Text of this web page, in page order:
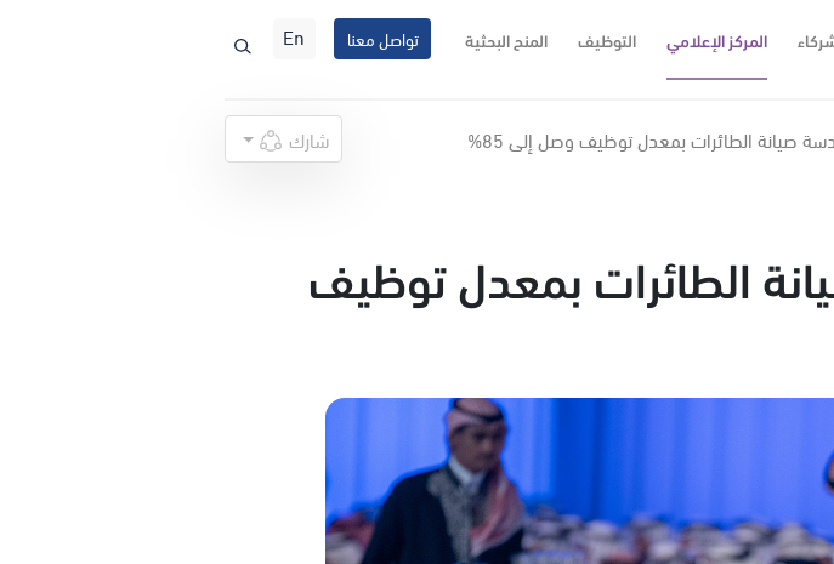
المركز الإعلامي التوظيف المنح البحثية تواصل معنا En
شارك
صيانة الطائرات بمعدل توظيف